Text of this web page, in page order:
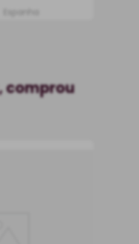
comprou